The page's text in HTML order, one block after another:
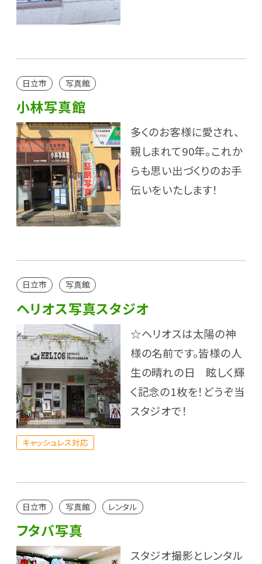
日立市 写真館
小林写真館
多くのお客様に愛され、
親しまれて90年。これか
らも思い出づくりのお手
伝いをいたします！
日立市 写真館
ヘリオス写真スタジオ
☆ヘリオスは太陽の神
様の名前です。皆様の人
生の晴れの日 眩しく輝
く記念の1枚を！どうぞ当
スタジオで！
キャッシュレス対応
日立市 写真館 レンタル
フタバ写真
スタジオ撮影とレンタル